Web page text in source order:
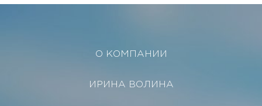
О КОМПАНИИ
ИРИНА ВОЛИНА